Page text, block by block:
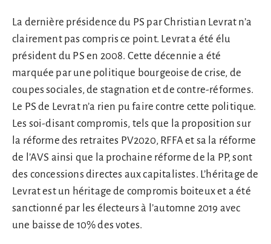
La dernière présidence du PS par Christian Levrat n’a
clairement pas compris ce point. Levrat a été élu
président du PS en 2008. Cette décennie a été
marquée par une politique bourgeoise de crise, de
coupes sociales, de stagnation et de contre-réformes.
Le PS de Levrat n’a rien pu faire contre cette politique.
Les soi-disant compromis, tels que la proposition sur
la réforme des retraites PV2020, RFFA et sa la réforme
de l’AVS ainsi que la prochaine réforme de la PP, sont
des concessions directes aux capitalistes. L’héritage de
Levrat est un héritage de compromis boiteux et a été
sanctionné par les électeurs à l’automne 2019 avec
une baisse de 10% des votes.